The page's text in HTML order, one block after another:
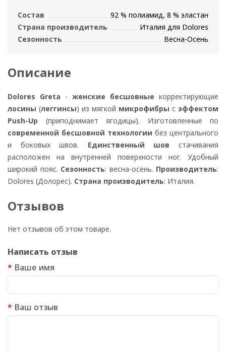
Состав
92 % полиамид, 8 % эластан
Страна производитель
Италия для Dolores
Сезонность
Весна-Осень
Описание
Dolores Greta - женские бесшовные корректирующие
лосины (леггинсы) из мягкой микрофибры с эффектом
Push-Up (приподнимает ягодицы). Изготовленные по
современной бесшовной технологии без центрального
и боковых швов. Единственный шов стачивания
расположен на внутренней поверхности ног. Удобный
широкий пояс. Сезонность: весна-осень. Производитель:
Dolores (Долорес). Страна производитель: Италия.
Отзывов
Нет отзывов об этом товаре.
Написать отзыв
Ваше имя
Ваш отзыв